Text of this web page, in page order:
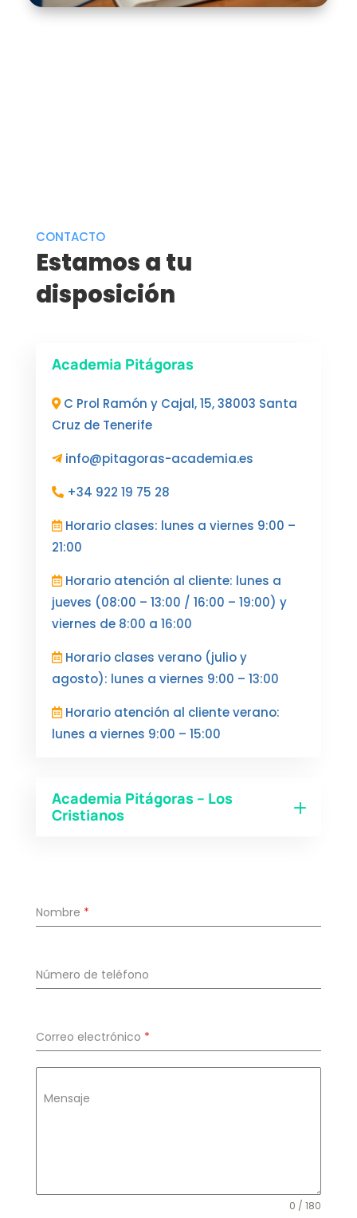
CONTACTO
Estamos a tu
disposición
Academia Pitágoras
C Prol Ramón y Cajal, 15, 38003 Santa
Cruz de Tenerife
info@pitagoras-academia.es
+34 922 19 75 28
Horario clases: lunes a viernes 9:00 –
21:00
Horario atención al cliente: lunes a
jueves (08:00 – 13:00 / 16:00 – 19:00) y
viernes de 8:00 a 16:00
Horario clases verano (julio y
agosto): lunes a viernes 9:00 – 13:00
Horario atención al cliente verano:
lunes a viernes 9:00 – 15:00
Academia Pitágoras – Los
Cristianos
Nombre *
Número de teléfono
Correo electrónico *
Mensaje
0 / 180